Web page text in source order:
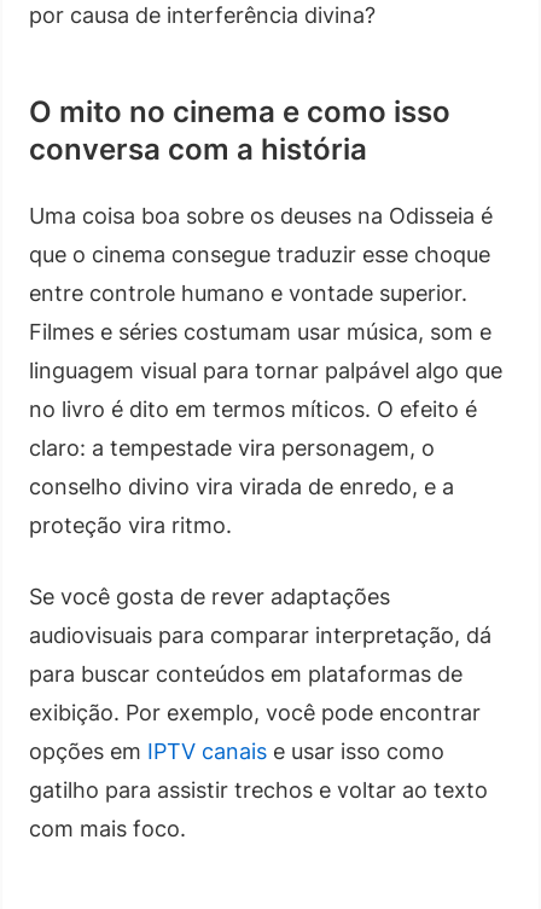
por causa de interferência divina?
O mito no cinema e como isso
conversa com a história
Uma coisa boa sobre os deuses na Odisseia é
que o cinema consegue traduzir esse choque
entre controle humano e vontade superior.
Filmes e séries costumam usar música, som e
linguagem visual para tornar palpável algo que
no livro é dito em termos míticos. O efeito é
claro: a tempestade vira personagem, o
conselho divino vira virada de enredo, e a
proteção vira ritmo.
Se você gosta de rever adaptações
audiovisuais para comparar interpretação, dá
para buscar conteúdos em plataformas de
exibição. Por exemplo, você pode encontrar
opções em IPTV canais e usar isso como
gatilho para assistir trechos e voltar ao texto
com mais foco.